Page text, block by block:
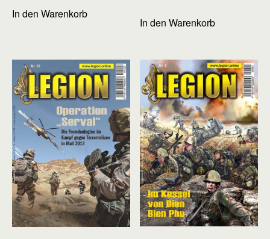
In den Warenkorb
In den Warenkorb